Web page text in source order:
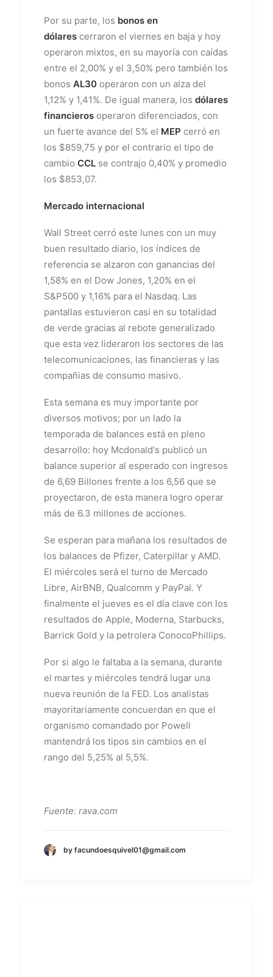
Por su parte, los bonos en
dólares cerraron el viernes en baja y hoy
operaron mixtos, en su mayoría con caídas
entre el 2,00% y el 3,50% pero también los
bonos AL30 operaron con un alza del
1,12% y 1,41%. De igual manera, los dólares
financieros operaron diferenciados, con
un fuerte avance del 5% el MEP cerró en
los $859,75 y por el contrario el tipo de
cambio CCL se contrajo 0,40% y promedio
los $853,07.
Mercado internacional
Wall Street cerró este lunes con un muy
buen resultado diario, los índices de
referencia se alzaron con ganancias del
1,58% en el Dow Jones, 1,20% en el
S&P500 y 1,16% para el Nasdaq. Las
pantallas estuvieron casi en su totalidad
de verde gracias al rebote generalizado
que esta vez lideraron los sectores de las
telecomunicaciones, las financieras y las
compañias de consumo masivo.
Esta semana es muy importante por
diversos motivos; por un lado la
temporada de balances está en pleno
desarrollo: hoy Mcdonald's publicó un
balance superior al esperado con ingresos
de 6,69 Billones frente a los 6,56 que se
proyectaron, de esta manera logro operar
más de 6.3 millones de acciones.
Se esperan para mañana los resultados de
los balances de Pfizer, Caterpillar y AMD.
El miércoles será el turno de Mercado
Libre, AirBNB, Qualcomm y PayPal. Y
finalmente el jueves es el día clave con los
resultados de Apple, Moderna, Starbucks,
Barrick Gold y la petrolera ConocoPhillips.
Por si algo le faltaba a la semana, durante
el martes y miércoles tendrá lugar una
nueva reunión de la FED. Los analistas
mayoritariamente concuerdan en que el
organismo comandado por Powell
mantendrá los tipos sin cambios en el
rango del 5,25% al 5,5%.
Fuente: rava.com
by facundoesquivel01@gmail.com